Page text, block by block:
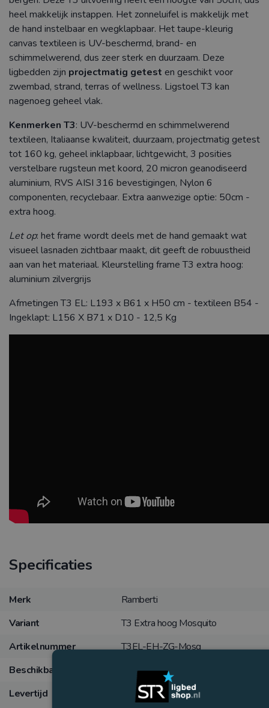
heel makkelijk instappen. Het zonneluifel is makkelijk met
de hand instelbaar en wegklapbaar. Het taupe-kleurig
canvas textileen is UV-beschermd, brand- en
schimmelwerend, dus zeer sterk en duurzaam. Deze
ligbedden zijn projectmatig getest en geschikt voor
zwembad, strand, terras of wellness. Ligstoel T3 kan
nagenoeg geheel vlak.
Kenmerken T3: UV-beschermd en schimmelwerend
textileen, Italiaanse kwaliteit, duurzaam, projectmatig getest
tot 160 kg, geheel inklapbaar, lichtgewicht, 3 posities
verstelbare rugsteun met koord, 20 micron geanodiseerd
aluminium, RVS AISI 316 bevestigingen, Nylon 6
componenten, recyclebaar. Extra aanwezige optie: 50cm -
extra hoog.
Let op: het frame wordt deels met de hand gemaakt wat
visueel lasnaden zichtbaar maakt, dit geeft de robuustheid
aan van het materiaal. Kleurstelling frame T3 extra hoog:
aluminium zilvergrijs
Afmetingen T3 EL: L193 x B61 x H50 cm - textileen B54 -
Ingeklapt: L156 X B71 x D10 - 12,5 Kg
Specificaties
Merk
Ramberti
Variant
T3 Extra hoog Mosquito
Artikelnummer
T3EL-EH-ZG-Mosq
Beschikbaarheid
4op voorraad
Levertijd
meubeltransport verwachting 5